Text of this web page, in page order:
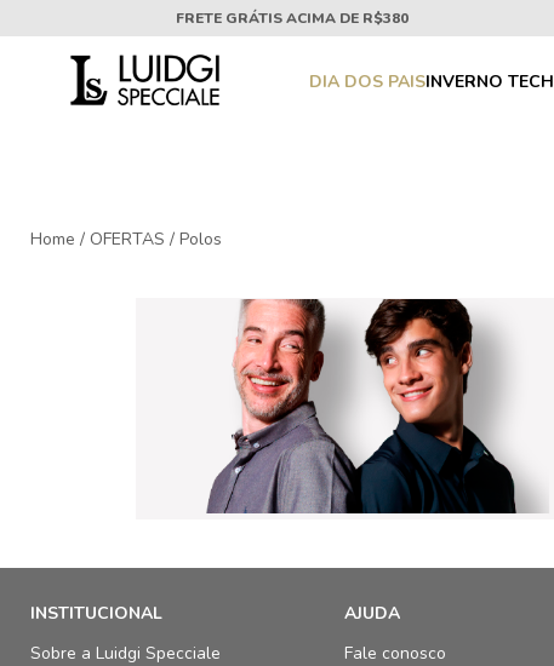
FRETE GRÁTIS ACIMA DE R$380
DIA DOS PAISINVERNO TECH
Home / OFERTAS / Polos
INSTITUCIONAL
Sobre a Luidgi Specciale
AJUDA
Fale conosco